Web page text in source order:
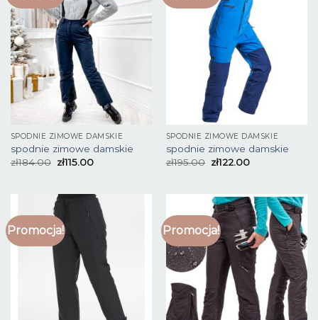
SPODNIE ZIMOWE DAMSKIE
spodnie zimowe damskie
zł184.00 zł115.00
SPODNIE ZIMOWE DAMSKIE
spodnie zimowe damskie
zł195.00 zł122.00
Promocja! Promocja!